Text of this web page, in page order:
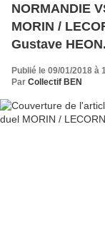
NORMANDIE
MORIN /
Gustave HEON.
Publié le 09/01/2018 à
Par Collectif BEN